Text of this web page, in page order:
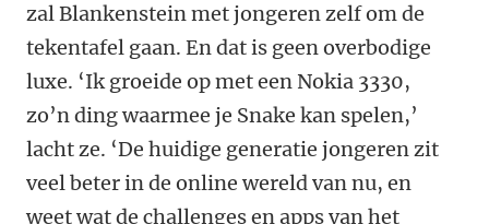
zal Blankenstein met jongeren zelf om de
tekentafel gaan. En dat is geen overbodige
luxe. ‘Ik groeide op met een Nokia 3330,
zo’n ding waarmee je Snake kan spelen,’
lacht ze. ‘De huidige generatie jongeren zit
veel beter in de online wereld van nu, en
weet wat de challenges en apps van het